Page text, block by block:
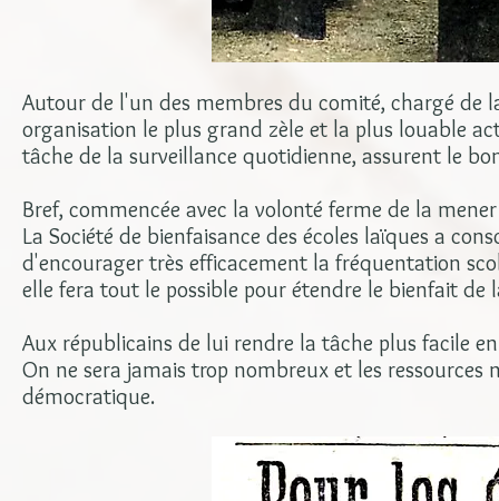
Autour de l'un des membres du comité, chargé de
organisation le plus grand zèle et la plus louable
tâche de la surveillance quotidienne, assurent le
Bref, commencée avec la volonté ferme de la
La Société de bienfaisance des écoles laïques a
d'encourager très efficacement la fréquentation
elle fera tout le possible pour étendre le bienfait de
Aux républicains de lui rendre la tâche plus facile
On ne sera jamais trop nombreux et les
démocratique.